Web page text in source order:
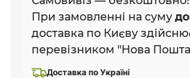
При замовленні на суму
доставка по Києву
перевізником "Нова
Доставка по Україні